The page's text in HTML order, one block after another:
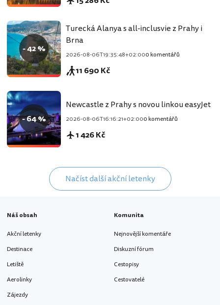
- 42 %
Turecká Alanya s all-inclusvie z Prahy i
Brna
2026-08-06T19:35:48+02:000 komentářů
11 690 Kč
- 64 %
Newcastle z Prahy s novou linkou easyJet
2026-08-06T16:16:21+02:000 komentářů
1 426 Kč
Načíst další akční letenky
Náš obsah
Akční letenky
Destinace
Letiště
Aerolinky
Zájezdy
Komunita
Nejnovější komentáře
Diskuzní fórum
Cestopisy
Cestovatelé